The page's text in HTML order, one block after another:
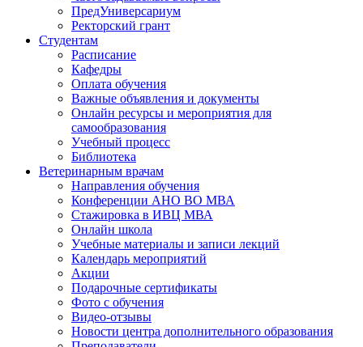
ПредУниверсариум
Ректорский грант
Студентам
Расписание
Кафедры
Оплата обучения
Важные объявления и документы
Онлайн ресурсы и мероприятия для
самообразования
Учебный процесс
Библиотека
Ветеринарным врачам
Направления обучения
Конференции АНО ВО МВА
Стажировка в ИВЦ МВА
Онлайн школа
Учебные материалы и записи лекций
Календарь мероприятий
Акции
Подарочные сертификаты
Фото с обучения
Видео-отзывы
Новости центра дополнительного образования